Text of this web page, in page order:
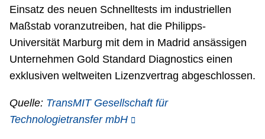
Einsatz des neuen Schnelltests im industriellen
Maßstab voranzutreiben, hat die Philipps-
Universität Marburg mit dem in Madrid ansässigen
Unternehmen Gold Standard Diagnostics einen
exklusiven weltweiten Lizenzvertrag abgeschlossen.
Quelle: TransMIT Gesellschaft für
Technologietransfer mbH